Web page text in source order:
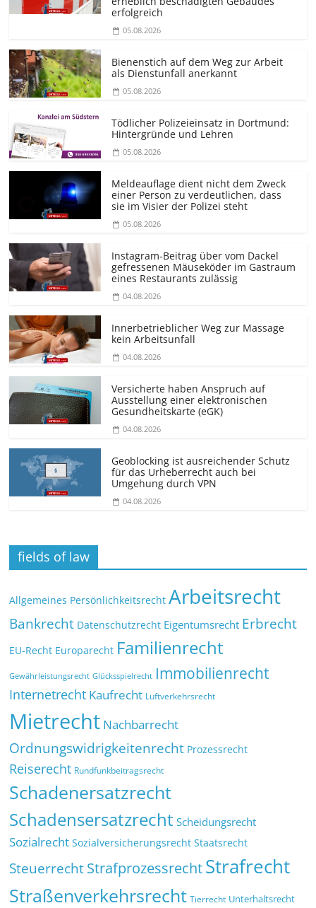
erfolgreich
05.08.2026
Bienenstich auf dem Weg zur Arbeit
als Dienstunfall anerkannt
05.08.2026
Tödlicher Polizeieinsatz in Dortmund:
Hintergründe und Lehren
05.08.2026
Meldeauflage dient nicht dem Zweck
einer Person zu verdeutlichen, dass
sie im Visier der Polizei steht
05.08.2026
Instagram-Beitrag über vom Dackel
gefressenen Mäuseköder im Gastraum
eines Restaurants zulässig
04.08.2026
Innerbetrieblicher Weg zur Massage
kein Arbeitsunfall
04.08.2026
Versicherte haben Anspruch auf
Ausstellung einer elektronischen
Gesundheitskarte (eGK)
04.08.2026
Geoblocking ist ausreichender Schutz
für das Urheberrecht auch bei
Umgehung durch VPN
04.08.2026
fields of law
Allgemeines Persönlichkeitsrecht Arbeitsrecht
Bankrecht Datenschutzrecht Eigentumsrecht Erbrecht
EU-Recht Europarecht Familienrecht
Gewährleistungsrecht Glücksspielrecht Immobilienrecht
Internetrecht Kaufrecht Luftverkehrsrecht
Mietrecht Nachbarrecht
Ordnungswidrigkeitenrecht Prozessrecht
Reiserecht Rundfunkbeitragsrecht
Schadenersatzrecht
Schadensersatzrecht Scheidungsrecht
Sozialrecht Sozialversicherungsrecht Staatsrecht
SteuerrechtStrafprozessrechtStrafrecht
Straßenverkehrsrecht Tierrecht Unterhaltsrecht